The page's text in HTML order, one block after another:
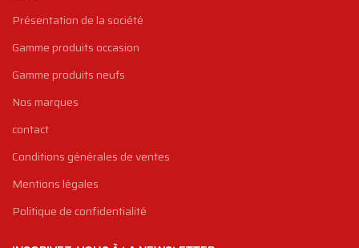
Présentation de la société
Gamme produits occasion
Gamme produits neufs
Nos marques
contact
Conditions générales de ventes
Mentions légales
Politique de confidentialité